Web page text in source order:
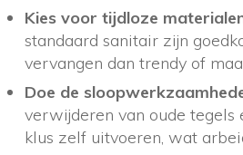
Kies voor tijdloze
standaard sanitair zijn
vervangen dan trendy of
Doe de
verwijderen van oude tegels
klus zelf uitvoeren, wat